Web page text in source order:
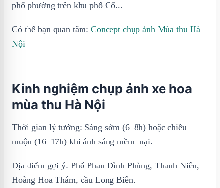
phố phường trên khu phố Cổ...
Có thể bạn quan tâm: Concept chụp ảnh Mùa thu Hà
Nội
Kinh nghiệm chụp ảnh xe hoa
mùa thu Hà Nội
Thời gian lý tưởng: Sáng sớm (6–8h) hoặc chiều
muộn (16–17h) khi ánh sáng mềm mại.
Địa điểm gợi ý: Phố Phan Đình Phùng, Thanh Niên,
Hoàng Hoa Thám, cầu Long Biên.